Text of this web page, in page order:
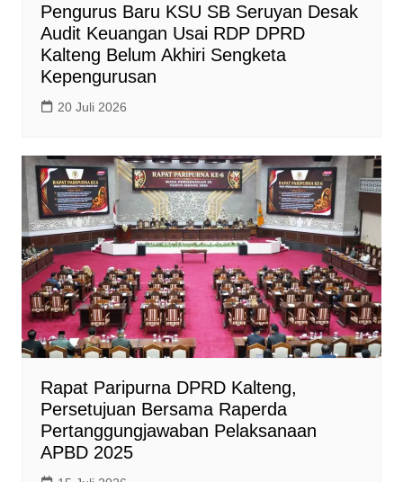
Pengurus Baru KSU SB Seruyan Desak
Audit Keuangan Usai RDP DPRD
Kalteng Belum Akhiri Sengketa
Kepengurusan
20 Juli 2026
Rapat Paripurna DPRD Kalteng,
Persetujuan Bersama Raperda
Pertanggungjawaban Pelaksanaan
APBD 2025